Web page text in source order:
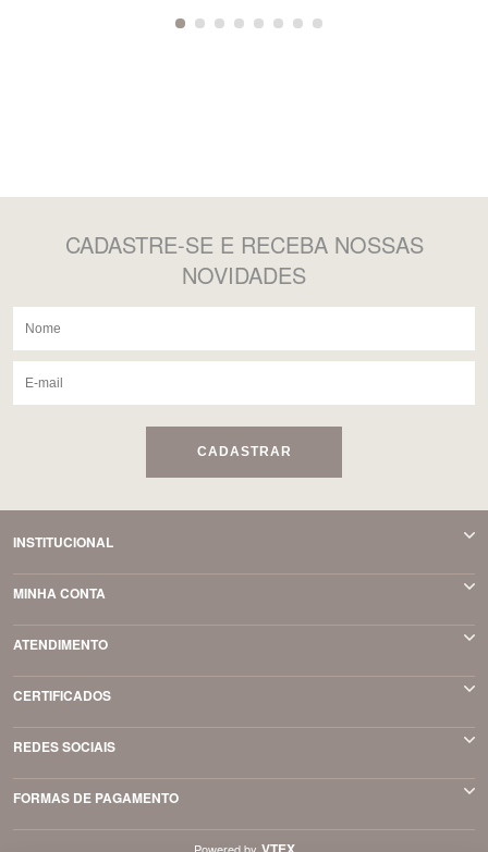
CADASTRE-SE E RECEBA NOSSAS
NOVIDADES
CADASTRAR
INSTITUCIONAL
MINHA CONTA
ATENDIMENTO
CERTIFICADOS
REDES SOCIAIS
FORMAS DE PAGAMENTO